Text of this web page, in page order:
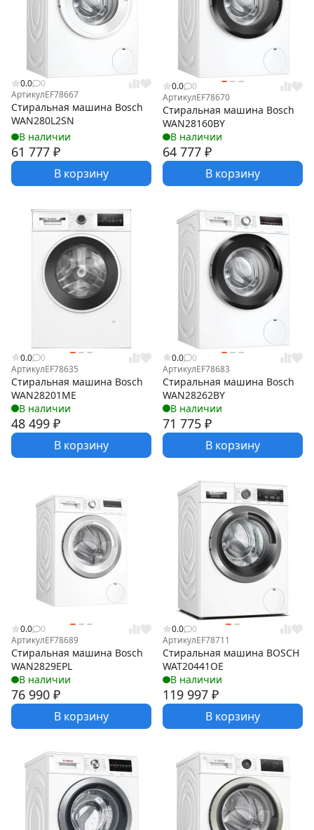
0.0
0
АртикулEF78667
Стиральная машина Bosch
WAN280L2SN
В наличии
61 777 ₽
В корзину
0.0
0
АртикулEF78670
Стиральная машина Bosch
WAN28160BY
В наличии
64 777 ₽
В корзину
0.0
0
АртикулEF78635
Стиральная машина Bosch
WAN28201ME
В наличии
48 499 ₽
В корзину
0.0
0
АртикулEF78683
Стиральная машина Bosch
WAN28262BY
В наличии
71 775 ₽
В корзину
0.0
0
АртикулEF78689
Стиральная машина Bosch
WAN2829EPL
В наличии
76 990 ₽
В корзину
0.0
0
АртикулEF78711
Стиральная машина BOSCH
WAT20441OE
В наличии
119 997 ₽
В корзину